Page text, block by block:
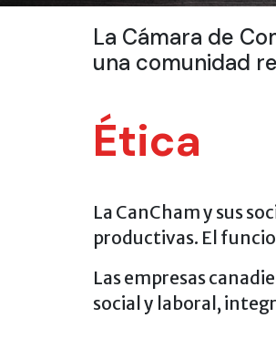
La Cámara de
una comunidad
Ética
La CanCham y sus
productivas. El
Las empresas
social y laboral,